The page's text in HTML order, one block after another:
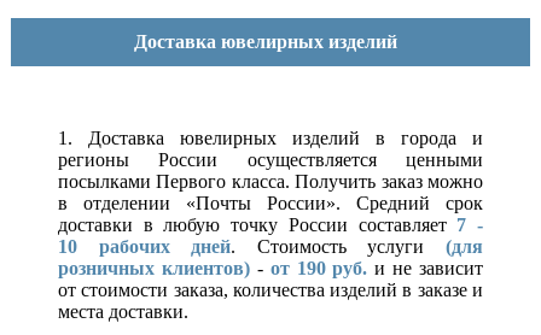
Доставка ювелирных изделий
1. Доставка ювелирных изделий в города и
регионы России осуществляется ценными
посылками Первого класса. Получить заказ можно
в отделении «Почты России». Средний срок
доставки в любую точку России составляет 7 -
10 рабочих дней. Стоимость услуги(для
розничных клиентов)- от 190 руб. и не зависит
от стоимости заказа, количества изделий в заказе и
места доставки.